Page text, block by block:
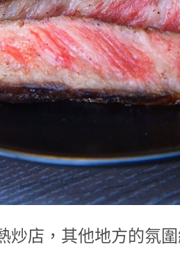
炒店，其他地方的氛